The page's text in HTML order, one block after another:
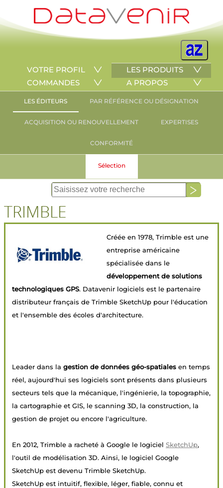
VOTRE PROFIL
LES PRODUITS
COMMANDES
A PROPOS
LES ÉDITEURS PAR RÉFÉRENCE OU DÉSIGNATION
ACQUISITION OU RENOUVELLEMENT EXPERTISES
CONFORMITÉ
Sélection
TRIMBLE
Créée en 1978, Trimble est une
entreprise américaine
spécialisée dans le
développement de solutions
technologiques GPS. Datavenir logiciels est le partenaire
distributeur français de Trimble SketchUp pour l'éducation
et l'ensemble des écoles d'architecture.
Leader dans la gestion de données géo-spatiales en temps
réel, aujourd'hui ses logiciels sont présents dans plusieurs
secteurs tels que la mécanique, l'ingénierie, la topographie,
la cartographie et GIS, le scanning 3D, la construction, la
gestion de projet ou encore l'agriculture.
En 2012, Trimble a racheté à Google le logiciel SketchUp,
l'outil de modélisation 3D. Ainsi, le logiciel Google
SketchUp est devenu Trimble SketchUp.
SketchUp est intuitif, flexible, léger, fiable, connu et